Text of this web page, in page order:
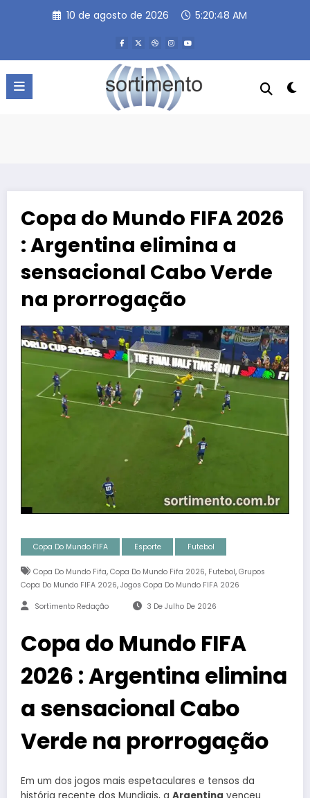
10 de agosto de 2026 5:20:49 AM
Copa do Mundo FIFA 2026
: Argentina elimina a
sensacional Cabo Verde
na prorrogação
Copa Do Mundo FIFA Esporte Futebol
Copa Do Mundo Fifa, Copa Do Mundo Fifa 2026, Futebol, Grupos
Copa Do Mundo FIFA 2026, Jogos Copa Do Mundo FIFA 2026
Sortimento Redação 3 De Julho De 2026
Copa do Mundo FIFA
2026 : Argentina elimina
a sensacional Cabo
Verde na prorrogação
Em um dos jogos mais espetaculares e tensos da
história recente dos Mundiais, a Argentina venceu